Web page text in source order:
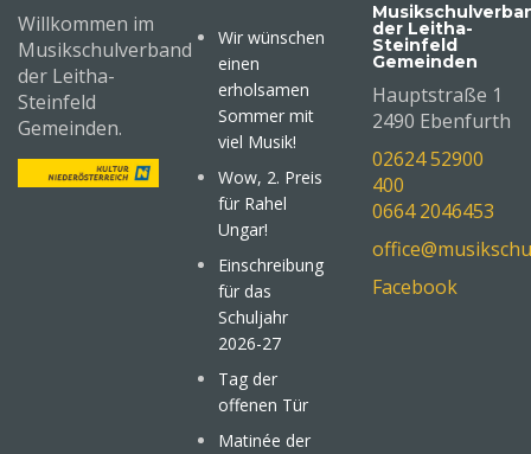
Willkommen im
Musikschulverband
der Leitha-
Steinfeld
Gemeinden.
Wir wünschen
einen
erholsamen
Sommer mit
viel Musik!
Wow, 2. Preis
für Rahel
Ungar!
Einschreibung
für das
Schuljahr
2026-27
Tag der
offenen Tür
Matinée der
der Leitha-
Steinfeld
Gemeinden
Hauptstraße 1
2490 Ebenfurth
02624 52900
400
0664 2046453
Facebook